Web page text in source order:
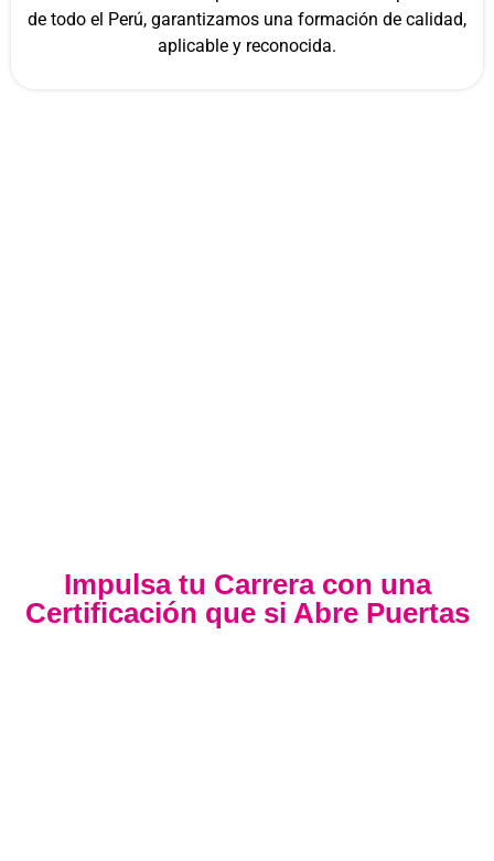
de todo el Perú, garantizamos una formación de calidad,
aplicable y reconocida.
Impulsa tu Carrera con una
Certificación que si Abre Puertas